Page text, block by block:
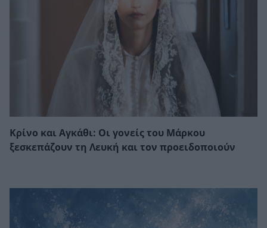
Κρίνο και Αγκάθι: Οι γονείς του Μάρκου
ξεσκεπάζουν τη Λευκή και τον προειδοποιούν